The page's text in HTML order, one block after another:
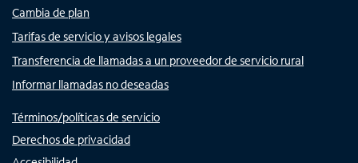
Cambia de plan
Tarifas de servicio y avisos legales
Transferencia de llamadas a un proveedor de servicio rural
Informar llamadas no deseadas
Términos/políticas de servicio
Derechos de privacidad